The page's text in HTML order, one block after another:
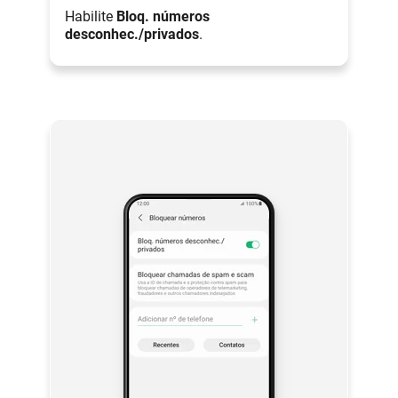
Habilite Bloq. números
desconhec./privados.